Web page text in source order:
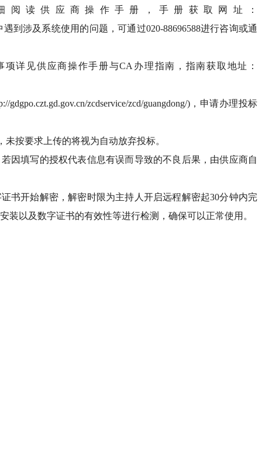
读供应商操作手册，手册获取网址：
遇到涉及系统使用的问题，可通过020-88696588进行咨询或通
详见供应商操作手册与CA办理指南，指南获取地址：
zcdservice/zcd/guangdong/)，申请办理投标
按要求上传的将视为自动放弃投标。
因填写的授权代表信息有误而导致的不良后果，由供应商自
书开始解密，解密时限为主持人开启远程解密起30分钟内完
以及数字证书的有效性等进行检测，确保可以正常使用。